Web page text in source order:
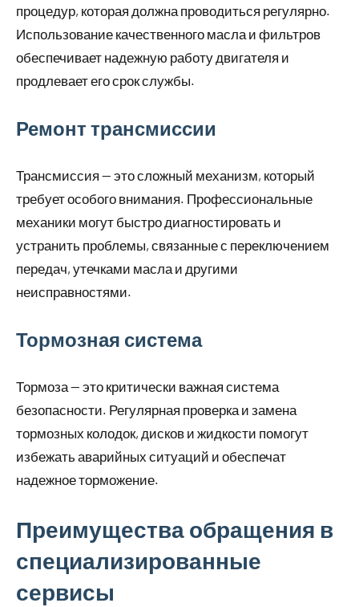
процедур, которая должна проводиться регулярно.
Использование качественного масла и фильтров
обеспечивает надежную работу двигателя и
продлевает его срок службы.
Ремонт трансмиссии
Трансмиссия — это сложный механизм, который
требует особого внимания. Профессиональные
механики могут быстро диагностировать и
устранить проблемы, связанные с переключением
передач, утечками масла и другими
неисправностями.
Тормозная система
Тормоза — это критически важная система
безопасности. Регулярная проверка и замена
тормозных колодок, дисков и жидкости помогут
избежать аварийных ситуаций и обеспечат
надежное торможение.
Преимущества обращения в
специализированные
сервисы